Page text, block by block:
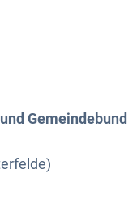
Gemeindebund